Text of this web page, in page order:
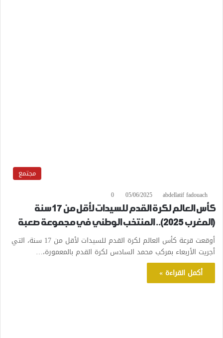
مجتمع
abdellatif fadouach
05/06/2025
0
كأس العالم لكرة القدم للسيدات لأقل من 17 سنة
(المغرب 2025).. المنتخب الوطني في مجموعة صعبة
أوقعت قرعة كأس العالم لكرة القدم للسيدات لأقل من 17 سنة، التي
أجريت الأربعاء بمركب محمد السادس لكرة القدم بالمعمورة،…
أكمل القراءة »